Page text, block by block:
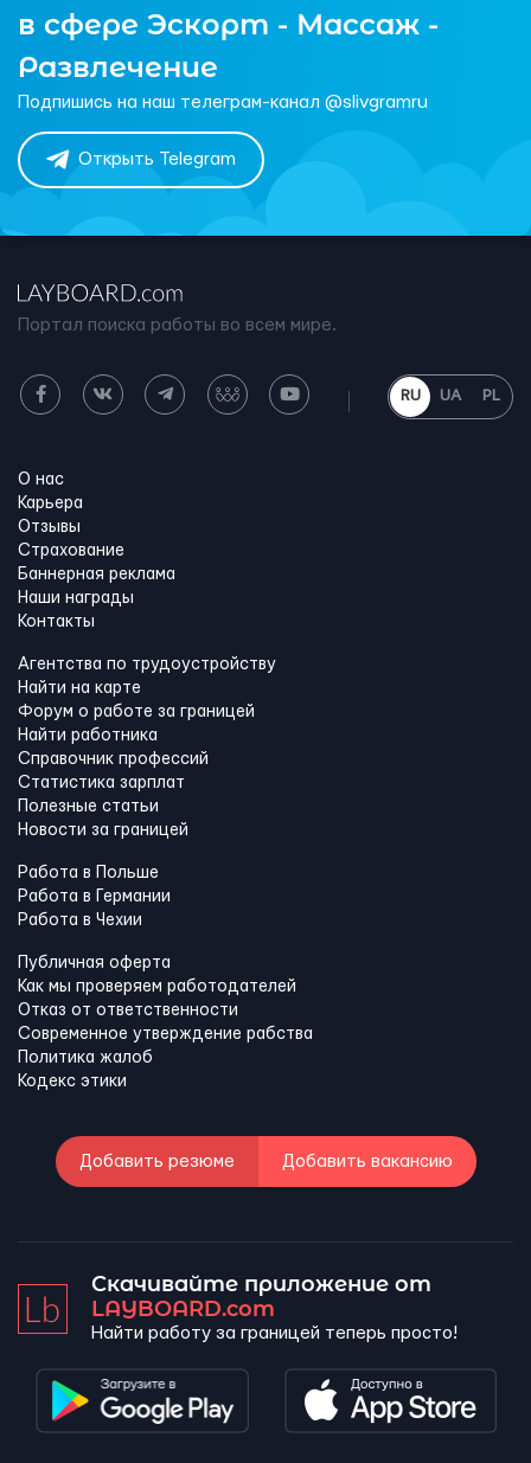
в сфере Эскорт - Массаж -
Развлечение
Подпишись на наш телеграм-канал @slivgramru
Открыть Telegram
Портал поиска работы во всем мире.
RU UA PL
О нас
Карьера
Отзывы
Страхование
Баннерная реклама
Наши награды
Контакты
Агентства по трудоустройству
Найти на карте
Форум о работе за границей
Найти работника
Справочник профессий
Статистика зарплат
Полезные статьи
Новости за границей
Работа в Польше
Работа в Германии
Работа в Чехии
Публичная оферта
Как мы проверяем работодателей
Отказ от ответственности
Современное утверждение рабства
Политика жалоб
Кодекс этики
Добавить резюме Добавить вакансию
Скачивайте приложение от
LAYBOARD.com
Найти работу за границей теперь просто!